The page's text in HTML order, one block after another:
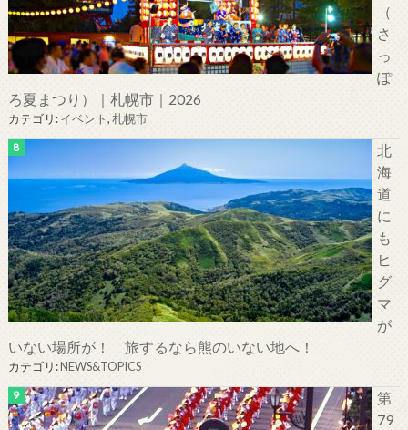
（
さ
っ
ぽ
ろ夏まつり）｜札幌市｜2026
カテゴリ:イベント,札幌市
北
海
道
に
も
ヒ
グ
マ
が
いない場所が！ 旅するなら熊のいない地へ！
カテゴリ:NEWS&TOPICS
第
79